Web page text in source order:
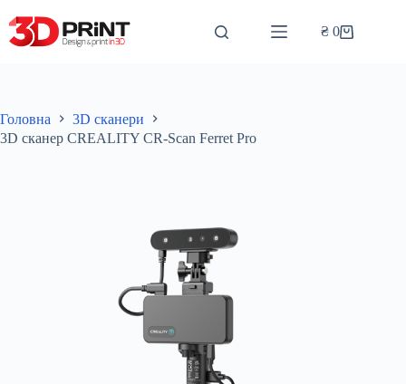
до
вмісту
Кошик
₴ 0
Головна
3D сканери
3D сканер CREALITY CR-Scan Ferret Pro